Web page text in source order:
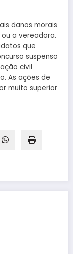
danos morais
a vereadora.
que
suspenso
civil
As ações de
muito superior